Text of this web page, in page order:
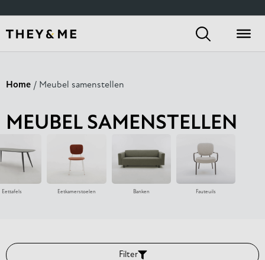
Home / Meubel samenstellen
MEUBEL SAMENSTELLEN
Eetkamerstoelen Banken Sidetables
Filter